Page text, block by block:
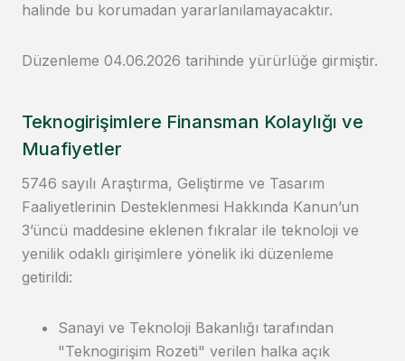
halinde bu korumadan yararlanılamayacaktır.
Düzenleme 04.06.2026 tarihinde yürürlüğe girmiştir.
Teknogirişimlere Finansman Kolaylığı ve
Muafiyetler
5746 sayılı Araştırma, Geliştirme ve Tasarım
Faaliyetlerinin Desteklenmesi Hakkında Kanun’un
3’üncü maddesine eklenen fıkralar ile teknoloji ve
yenilik odaklı girişimlere yönelik iki düzenleme
getirildi:
Sanayi ve Teknoloji Bakanlığı tarafından
"Teknogirişim Rozeti" verilen halka açık